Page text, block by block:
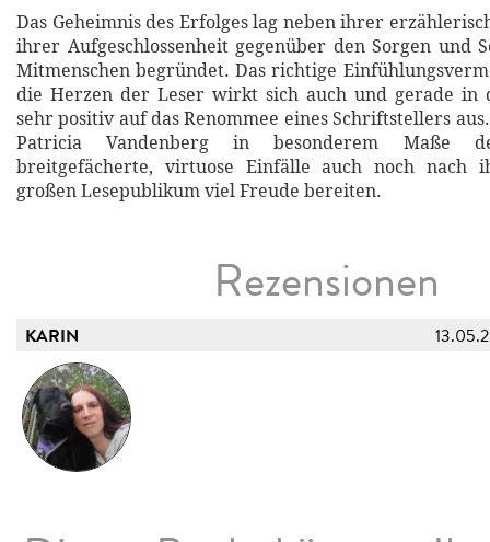
Das Geheimnis des Erfolges lag neben ihrer
ihrer Aufgeschlossenheit gegenüber den Sorgen und
Mitmenschen begründet. Das richtige
die Herzen der Leser wirkt sich auch und gerade in
sehr positiv auf das Renommee eines Schriftstellers
Patricia Vandenberg in besonderem Maße
breitgefächerte, virtuose Einfälle auch noch nach
großen Lesepublikum viel Freude bereiten.
Rezensionen
KARIN